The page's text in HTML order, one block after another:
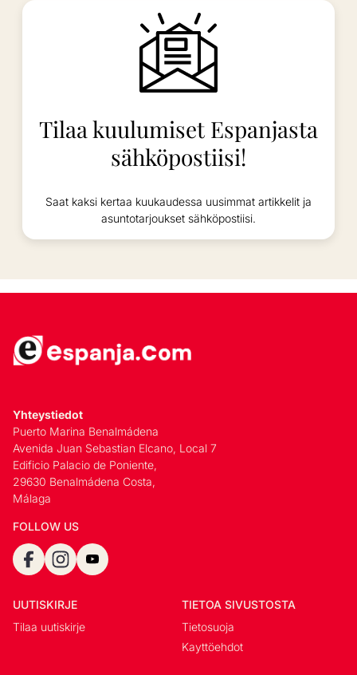
Tilaa kuulumiset Espanjasta
sähköpostiisi!
Saat kaksi kertaa kuukaudessa uusimmat artikkelit ja
asuntotarjoukset sähköpostiisi.
Yhteystiedot
Puerto Marina Benalmádena
Avenida Juan Sebastian Elcano, Local 7
Edificio Palacio de Poniente,
29630 Benalmádena Costa,
Málaga
FOLLOW US
UUTISKIRJE
Tilaa uutiskirje
TIETOA SIVUSTOSTA
Tietosuoja
Kayttöehdot